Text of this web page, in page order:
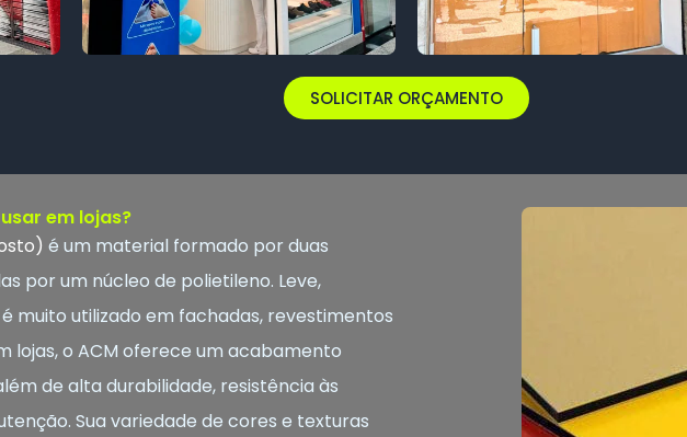
SOLICITAR ORÇAMENTO
em lojas?
é um material formado por duas
por um núcleo de polietileno. Leve,
muito utilizado em fachadas, revestimentos
lojas, o ACM oferece um acabamento
de alta durabilidade, resistência às
Sua variedade de cores e texturas